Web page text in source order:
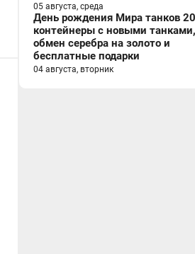
05 августа, среда
День рождения Мира танков
контейнеры с новыми танками,
обмен серебра на золото и
бесплатные подарки
04 августа, вторник